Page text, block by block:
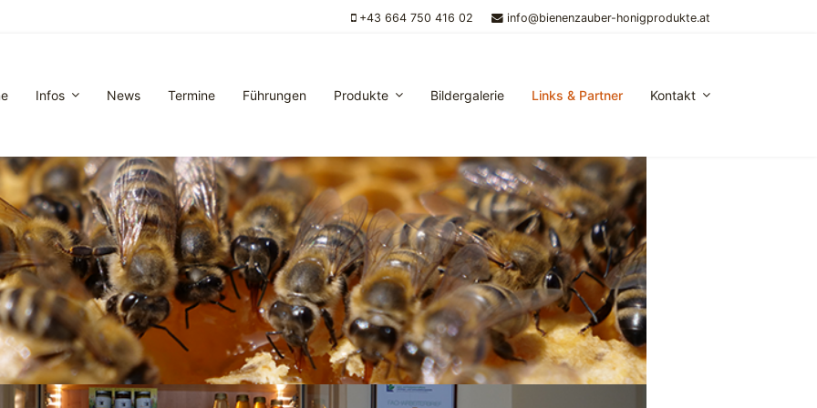
+43 664 750 416 02 info@bienenzauber-honigprodukte.at
Infos News Termine Führungen Produkte Bildergalerie Links & Partner Kontakt